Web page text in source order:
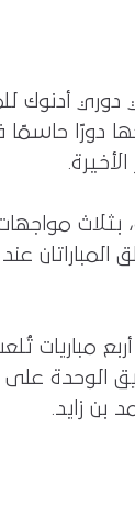
دورًا حاسمًا
مباريات اليوم
الوحدة
بن زايد.